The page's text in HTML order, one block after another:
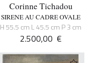
Corinne Tichadou
SIRENE AU CADRE OVALE
H 55.5 cm L 45.5 cm P 3 cm
2.500,00 €